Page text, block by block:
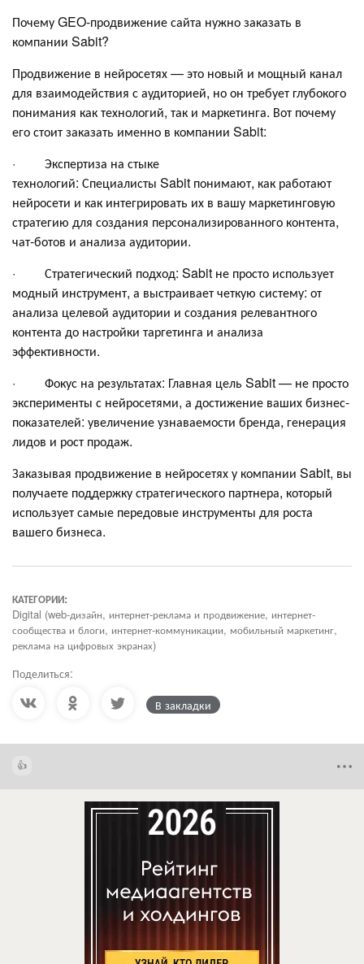
Почему GEO-продвижение сайта нужно заказать в
компании Sabit?
Продвижение в нейросетях — это новый и мощный канал
для взаимодействия с аудиторией, но он требует глубокого
понимания как технологий, так и маркетинга. Вот почему
его стоит заказать именно в компании Sabit:
· Экспертиза на стыке
технологий: Специалисты Sabit понимают, как работают
нейросети и как интегрировать их в вашу маркетинговую
стратегию для создания персонализированного контента,
чат-ботов и анализа аудитории.
· Стратегический подход: Sabit не просто использует
модный инструмент, а выстраивает четкую систему: от
анализа целевой аудитории и создания релевантного
контента до настройки таргетинга и анализа
эффективности.
· Фокус на результатах: Главная цель Sabit — не просто
эксперименты с нейросетями, а достижение ваших бизнес-
показателей: увеличение узнаваемости бренда, генерация
лидов и рост продаж.
Заказывая продвижение в нейросетях у компании Sabit, вы
получаете поддержку стратегического партнера, который
использует самые передовые инструменты для роста
вашего бизнеса.
КАТЕГОРИИ:
Digital (web-дизайн, интернет-реклама и продвижение, интернет-
сообщества и блоги, интернет-коммуникации, мобильный маркетинг,
реклама на цифровых экранах)
Поделиться:
В закладки